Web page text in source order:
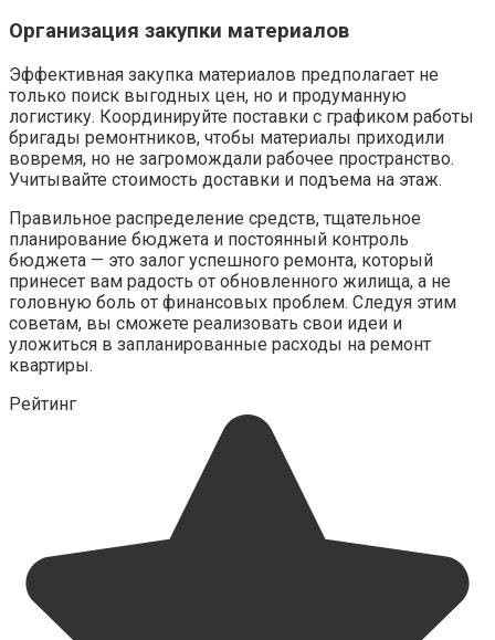
Организация закупки материалов
Эффективная закупка материалов предполагает не
только поиск выгодных цен, но и продуманную
логистику. Координируйте поставки с графиком работы
бригады ремонтников, чтобы материалы приходили
вовремя, но не загромождали рабочее пространство.
Учитывайте стоимость доставки и подъема на этаж.
Правильное распределение средств, тщательное
планирование бюджета и постоянный контроль
бюджета — это залог успешного ремонта, который
принесет вам радость от обновленного жилища, а не
головную боль от финансовых проблем. Следуя этим
советам, вы сможете реализовать свои идеи и
уложиться в запланированные расходы на ремонт
квартиры.
Рейтинг